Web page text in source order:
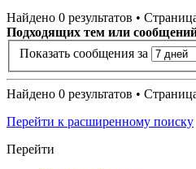
Найдено 0 результатов •
Подходящих тем или
Показать сообщения за
Найдено 0 результатов •
Перейти к расширенному поиску
Перейти